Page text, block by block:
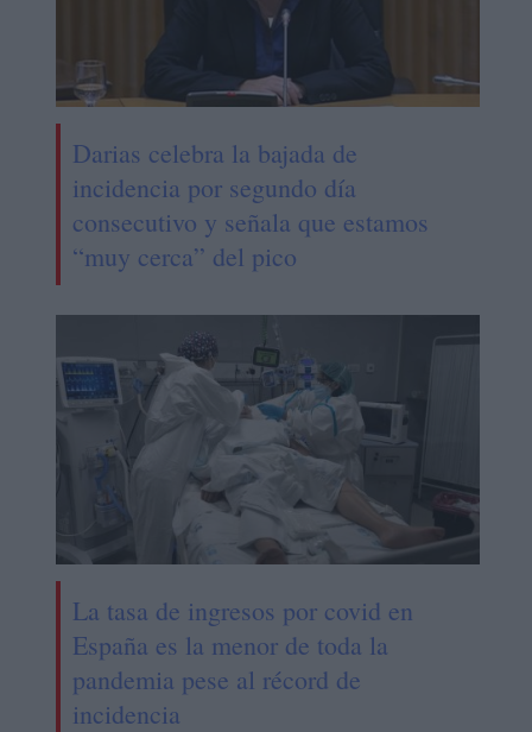
Darias celebra la bajada de
incidencia por segundo día
consecutivo y señala que estamos
“muy cerca” del pico
La tasa de ingresos por covid en
España es la menor de toda la
pandemia pese al récord de
incidencia